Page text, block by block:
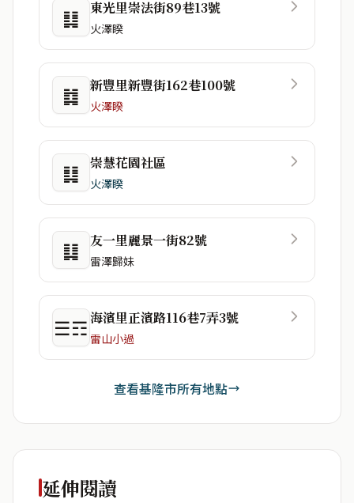
䷆ 東光里崇法街89巷13號
火澤睽
䷜ 新豐里新豐街162巷100號
火澤睽
䷆ 崇慧花園社區
火澤睽
䷆ 友一里麗景一街82號
雷澤歸妹
☰☶海濱里正濱路116巷7弄3號
雷山小過
查看基隆市所有地點
延伸閱讀